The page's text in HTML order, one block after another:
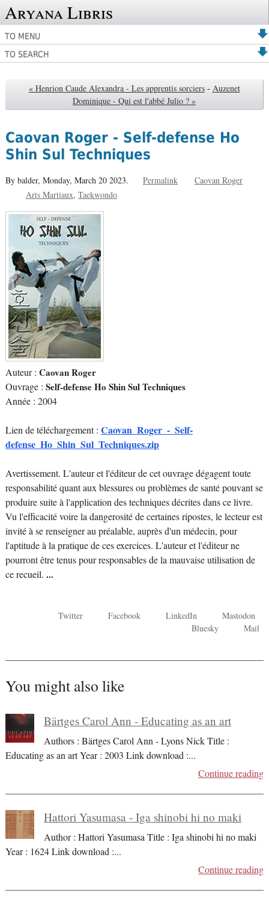
Aryana Libris
TO MENU
TO SEARCH
« Henrion Caude Alexandra - Les apprentis sorciers - Auzenet
Dominique - Qui est l'abbé Julio ? »
Caovan Roger - Self-defense Ho
Shin Sul Techniques
By balder, Monday, March 20 2023. Permalink
Caovan Roger
Arts Martiaux Taekwondo
Auteur : Caovan Roger
Ouvrage : Self-defense Ho Shin Sul Techniques
Année : 2004
Lien de téléchargement : Caovan_Roger_-_Self-
defense_Ho_Shin_Sul_Techniques.zip
Avertissement. L'auteur et l'éditeur de cet ouvrage dégagent toute
responsabilité quant aux blessures ou problèmes de santé pouvant se
produire suite à l'application des techniques décrites dans ce livre.
Vu l'efficacité voire la dangerosité de certaines ripostes, le lecteur est
invité à se renseigner au préalable, auprès d'un médecin, pour
l'aptitude à la pratique de ces exercices. L'auteur et l'éditeur ne
pourront être tenus pour responsables de la mauvaise utilisation de
ce recueil. ...
Twitter Facebook LinkedIn
Mastodon
Bluesky
Mail
You might also like
Bärtges Carol Ann - Educating as an art
Authors : Bärtges Carol Ann - Lyons Nick Title :
Educating as an art Year : 2003 Link download :...
Continue reading
Hattori Yasumasa - Iga shinobi hi no maki
Author : Hattori Yasumasa Title : Iga shinobi hi no maki
Year : 1624 Link download :...
Continue reading